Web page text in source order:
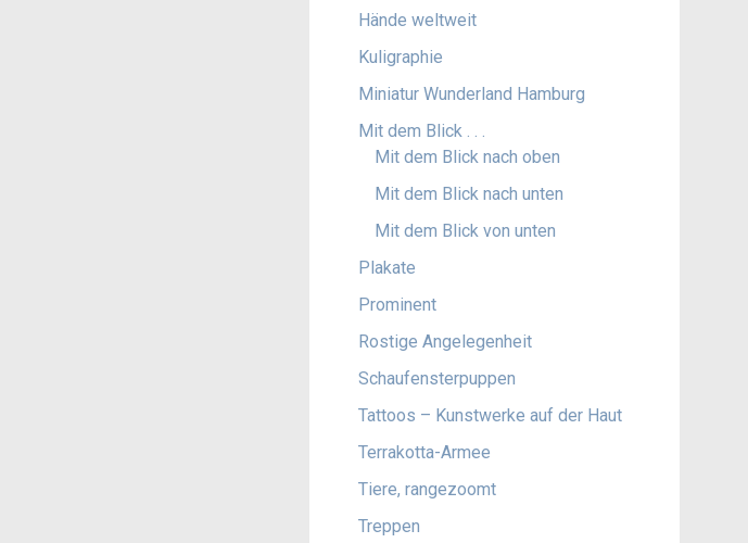
Hände weltweit
Kuligraphie
Miniatur Wunderland Hamburg
Mit dem Blick . . .
Mit dem Blick nach oben
Mit dem Blick nach unten
Mit dem Blick von unten
Plakate
Prominent
Rostige Angelegenheit
Schaufensterpuppen
Tattoos – Kunstwerke auf der Haut
Terrakotta-Armee
Tiere, rangezoomt
Treppen